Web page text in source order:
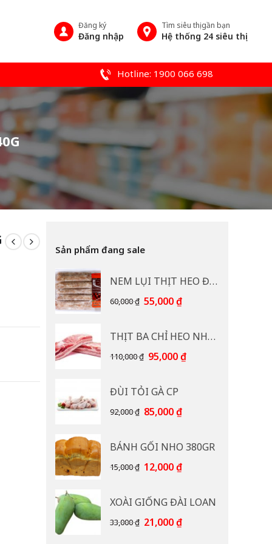
Đăng ký
Đăng nhập
Tìm siêu thị gần bạn
Hệ thống 24 siêu thị
Hotline: 1900 066 698
Sản phẩm đang sale
NEM LỤI THỊT HEO ĐB CP 400G
60,000₫ Giá
60,000 ₫.
55,000₫Giá
là:
55,000 ₫.
THỊT BA CHỈ HEO NHẠP KHẨU
110,000₫ Giá
110,000 ₫.
95,000₫Giá
ĐÙI TỎI GÀ CP
92,000₫ Giá
92,000 ₫.
85,000₫Giá
là:
85,000 ₫.
BÁNH GỐI NHO 380GR
15,000₫ Giá
15,000 ₫.
12,000₫Giá
là:
12,000 ₫.
XOÀI GIỐNG ĐÀI LOAN
33,000₫ Giá
21,000₫Giá